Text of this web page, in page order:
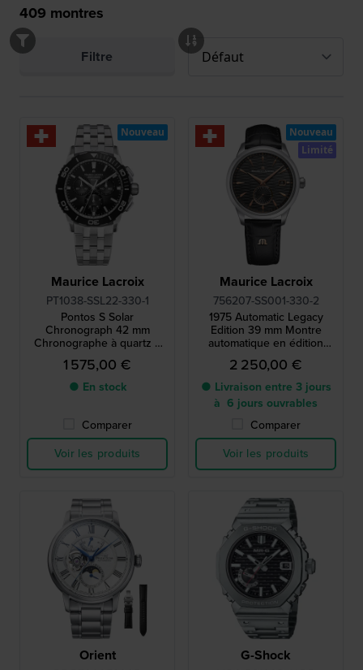
409 montres
Filtre
Maurice Lacroix
PT1038-SSL22-330-1
Pontos S Solar
Chronograph 42 mm
Chronographe à quartz à
énergie solaire, fabriqué en
Suisse
1 575,00 €
● En stock
Comparer
Voir les produits
Nouveau
Maurice Lacroix
756207-SS001-330-2
1975 Automatic Legacy
Edition 39 mm Montre
automatique en édition
limitée de fabrication suisse
avec petite seconde
2 250,00 €
● Livraison entre 3 jours
à 6 jours ouvrables
Comparer
Voir les produits
Nouveau
Limité
Orient G-Shock